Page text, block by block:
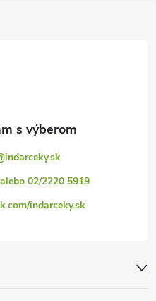
indarceky.sk
02/2220 5919
indarceky.sk